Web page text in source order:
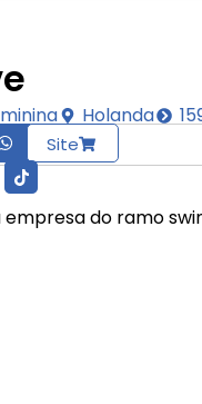
Holanda
Site
do ramo